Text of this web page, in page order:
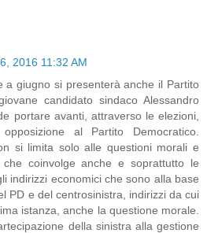
2016 11:32 AM
a giugno si presenterà anche il Partito
candidato sindaco Alessandro
portare avanti, attraverso le elezioni,
al Partito Democratico.
si limita solo alle questioni morali e
che coinvolge anche e soprattutto le
indirizzi economici che sono alla base
PD e del centrosinistra, indirizzi da cui
istanza, anche la questione morale.
della sinistra alla gestione